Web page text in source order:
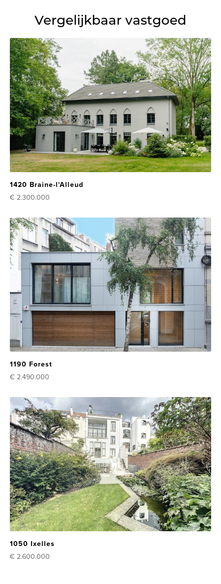
Vergelijkbaar vastgoed
1420 Braine-l'Alleud
€ 2.300.000
1190 Forest
€ 2.490.000
1050 Ixelles
€ 2.600.000